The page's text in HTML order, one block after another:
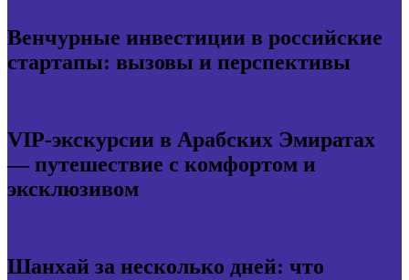
Венчурные инвестиции в российские
стартапы: вызовы и перспективы
VIP-экскурсии в Арабских Эмиратах
— путешествие с комфортом и
эксклюзивом
Шанхай за несколько дней: что